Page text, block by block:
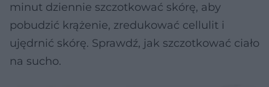
minut dziennie szczotkować skórę, aby
pobudzić krążenie, zredukować cellulit i
ujędrnić skórę. Sprawdź, jak szczotkować ciało
na sucho.